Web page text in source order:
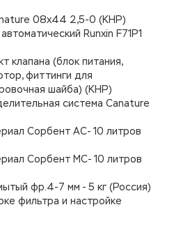
08х44 2,5-0 (КНР)
Runxin F71P1
клапана (блок питания,
фиттинги для
шайба) (КНР)
система Canature
Сорбент АС- 10 литров
Сорбент МС- 10 литров
фр.4-7 мм - 5 кг (Россия)
фильтра и настройке